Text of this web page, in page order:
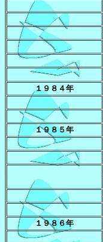
１９８４年
１９８５年
１９８６年